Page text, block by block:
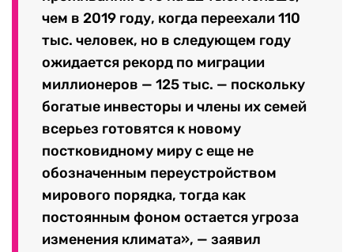
чем в 2019 году, когда переехали 110
тыс. человек, но в следующем году
ожидается рекорд по миграции
миллионеров — 125 тыс. — поскольку
богатые инвесторы и члены их семей
всерьез готовятся к новому
постковидному миру с еще не
обозначенным переустройством
мирового порядка, тогда как
постоянным фоном остается угроза
изменения климата», — заявил